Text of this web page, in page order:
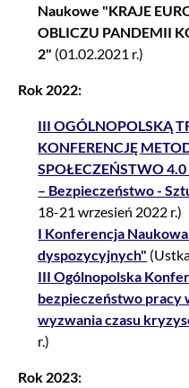
Naukowe "KRAJE
OBLICZU PANDEMII
2" (01.02.2021 r.)
Rok 2022:
III OGÓLNOPOLSKĄ
KONFERENCJĘ
SPOŁECZEŃSTWO
– Bezpieczeństwo -
18-21 wrzesień 2022 r.)
I Konferencja
dyspozycyjnych"
III Ogólnopolska
bezpieczeństwo pracy
wyzwania czasu
r.)
Rok 2023: